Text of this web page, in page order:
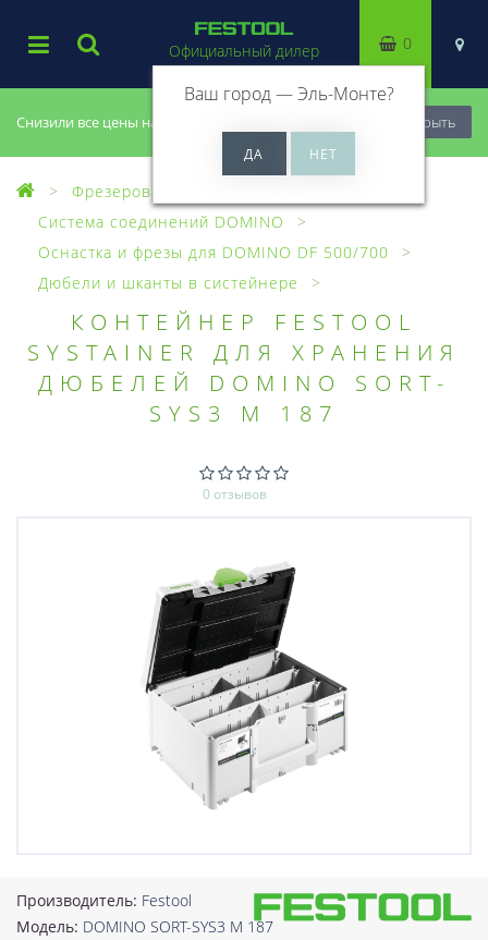
Снизили все цены на 20%, успей купить! Закрыть
Официальный дилер
Ваш город —Эль-Монте?
0
Фрезерование
Система соединений DOMINO
Оснастка и фрезы для DOMINO DF 500/700
Дюбели и шканты в систейнере
КОНТЕЙНЕР FESTOOL
SYSTAINER ДЛЯ ХРАНЕНИЯ
ДЮБЕЛЕЙ DOMINO SORT-
SYS3 M 187
0 отзывов
Производитель: Festool
Модель: DOMINO SORT-SYS3 M 187